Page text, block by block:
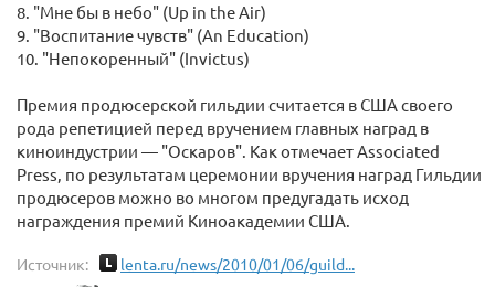
8. "Мне бы в небо" (Up in the Air)
9. "Воспитание чувств" (An Education)
10. "Непокоренный" (Invictus)
Премия продюсерской гильдии считается в США своего
рода репетицией перед вручением главных наград в
киноиндустрии — "Оскаров". Как отмечает Associated
Press, по результатам церемонии вручения наград Гильдии
продюсеров можно во многом предугадать исход
награждения премий Киноакадемии США.
Источник: lenta.ru/news/2010/01/06/guild...